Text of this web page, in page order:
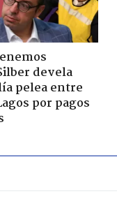
devela
pelea entre
por pagos